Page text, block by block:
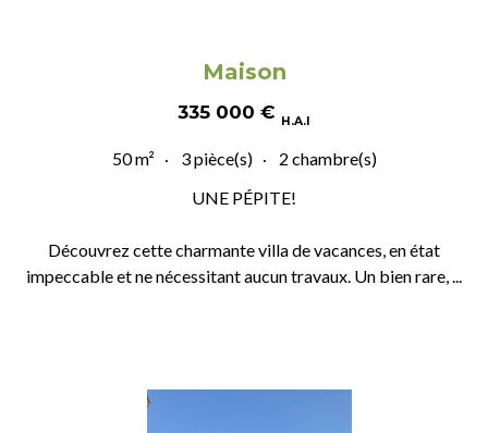
Maison
335 000 € H.A.I
50 m² 3 pièce(s)
2 chambre(s)
UNE PÉPITE!
Découvrez cette charmante villa de vacances, en état
impeccable et ne nécessitant aucun travaux. Un bien rare, ...